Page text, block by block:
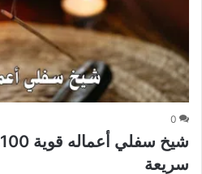
0
سريعة